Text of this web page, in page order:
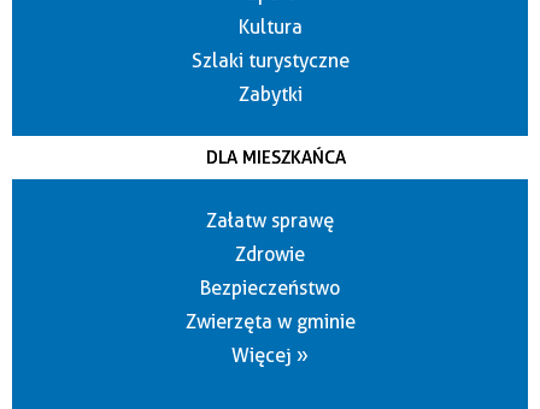
Kultura
Szlaki turystyczne
Zabytki
DLA MIESZKAŃCA
Załatw sprawę
Zdrowie
Bezpieczeństwo
Zwierzęta w gminie
Więcej »